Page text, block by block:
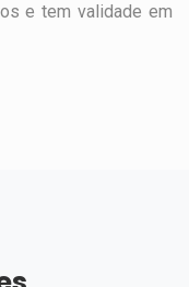
e tem validade em